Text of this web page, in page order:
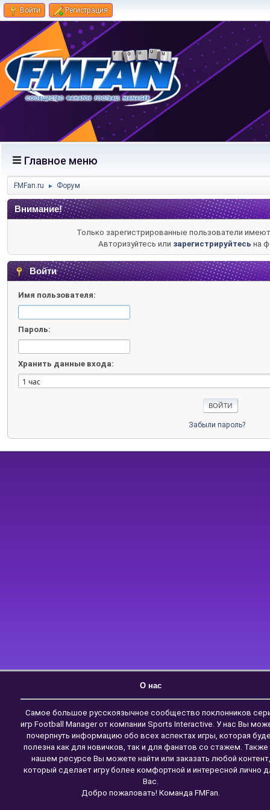
Войти Регистрация
Главное меню
FMFan.ru ► Форум
Внимание!
Только зарегистрированные пользователи
Авторизуйтесь или зарегистрируйтесь на
Войти
Имя пользователя:
Пароль:
Хранить данные входа:
Забыли пароль?
О нас
Самое большое русскоязычное сообщество поклонников
игр Football Manager от компании Sports Interactive. У нас Вы
почерпнуть информацию обо всех аспектах игры, которая
полезна как для новичков, так и для фанатов со стажем. Также
нашем ресурсе Вы можете найти или заказать любой контент,
который сделает игру более комфортной и интересной лично
Вас.
Добро пожаловать! Команда FMFan.